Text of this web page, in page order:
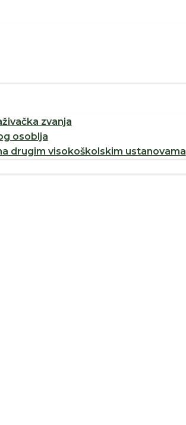
zvanja
osoblja
drugim visokoškolskim ustanovama